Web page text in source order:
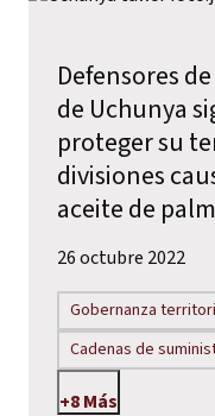
Defensores
de Uchunya
proteger su
divisiones
aceite de
26 octubre 2022
Gobernanza
Cadenas de
+8 Más